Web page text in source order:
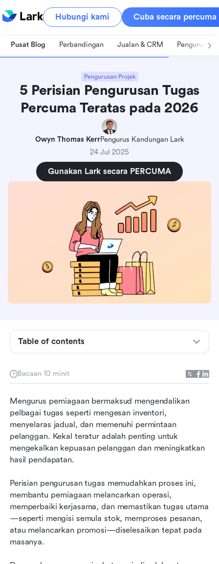
Hubungi kami Cuba secara percuma
Pusat Blog Perbandingan Jualan & CRM Pengurusan
Pengurusan Projek
5 Perisian Pengurusan Tugas
Percuma Teratas pada 2026
Owyn Thomas KerrPengurus Kandungan Lark
24 Jul 2025
Gunakan Lark secara PERCUMA
Bacaan 10 minit
Mengurus perniagaan bermaksud mengendalikan
pelbagai tugas seperti mengesan inventori,
menyelaras jadual, dan memenuhi permintaan
pelanggan. Kekal teratur adalah penting untuk
mengekalkan kepuasan pelanggan dan meningkatkan
hasil pendapatan.
Perisian pengurusan tugas memudahkan proses ini,
membantu perniagaan melancarkan operasi,
memperbaiki kerjasama, dan memastikan tugas utama
—seperti mengisi semula stok, memproses pesanan,
atau melancarkan promosi—diselesaikan tepat pada
masanya.
Table of contents
memilih perisian pengurusan tugas percuma
secara ringkas
5 perisian pengurusan tugas percuma terbaik
pada tahun 2026
Kenapa perisian pengurusan tugasan penting
untuk pasukan anda
Kesimpulan
Soalan Lazim
Bacaan berkaitan